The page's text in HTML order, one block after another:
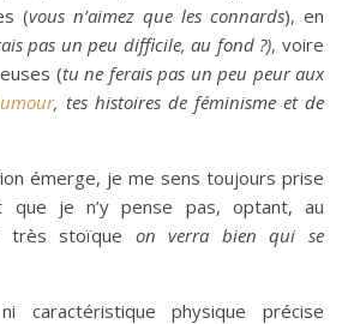
(vous n’aimez que les connards), en
pas un peu difficile, au fond ?), voire
(tu ne ferais pas un peu peur aux
, tes histoires de féminisme et de
émerge, je me sens toujours prise
que je n’y pense pas, optant, au
très stoïque on verra bien qui se
caractéristique physique précise